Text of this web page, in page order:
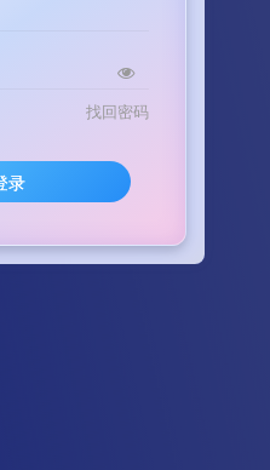
找回密码
录